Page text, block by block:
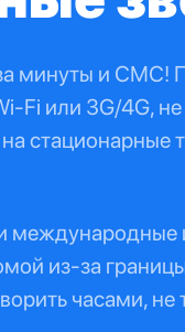
минуты и СМС!
Fi или 3G/4G,
из-за
часами, не